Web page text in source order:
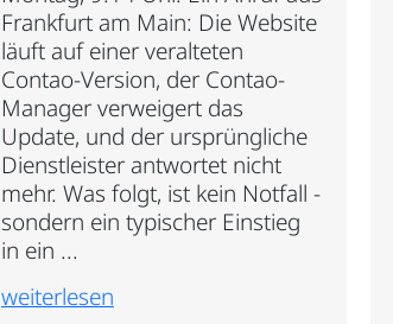
Frankfurt am Main: Die Website
läuft auf einer veralteten
Contao-Version, der Contao-
Manager verweigert das
Update, und der ursprüngliche
Dienstleister antwortet nicht
mehr. Was folgt, ist kein Notfall -
sondern ein typischer Einstieg
in ein ...
weiterlesen